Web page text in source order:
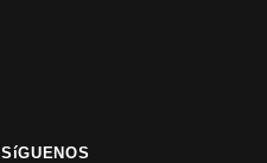
SíGUENOS